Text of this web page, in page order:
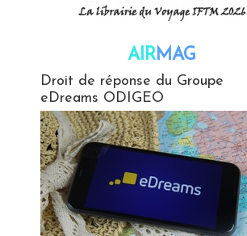
AIRMAG
Droit de réponse du Groupe
eDreams ODIGEO